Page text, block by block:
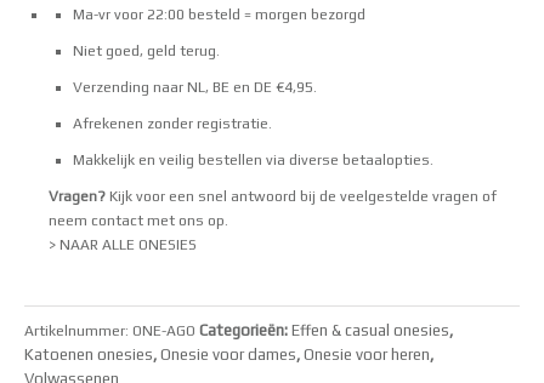
Ma-vr voor 22:00 besteld = morgen bezorgd
Niet goed, geld terug.
Verzending naar NL, BE en DE €4,95.
Afrekenen zonder registratie.
Makkelijk en veilig bestellen via diverse betaalopties
Vragen? Kijk voor een snel antwoord bij de veelgestelde vragen of
neem contact met ons op.
> NAAR ALLE ONESIES
Artikelnummer: ONE-AGO Categorieën: Effen & casual onesies,
Katoenen onesies, Onesie voor dames, Onesie voor heren,
Volwassenen